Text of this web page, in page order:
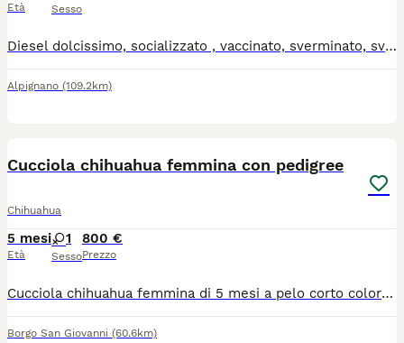
Età Sesso
Diesel dolcissimo, socializzato , vaccinato, sverminato, svezzato. Nato il 8 Gennaio 2026 Si cede con Pedigree Enci, kit cucciolo omaggio, certificato di buona salute contratto di vendita, tre incontri gratuiti di addestramento gestionale. Contatta Ilaria al numero 3338339535
Alpignano (109.2km)
Cucciola chihuahua femmina con pedigree
Chihuahua
5 mesi
Età
1
Sesso
800 €
Prezzo
Cucciola chihuahua femmina di 5 mesi a pelo corto color bianco fulvo, con pedigree, microchip e vaccini. Genitori di mia proprietà e visibili in provincia di Lodi
Borgo San Giovanni (60.6km)